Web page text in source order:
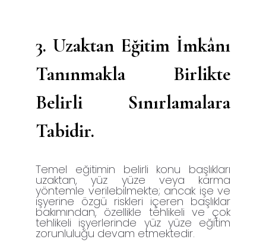
3. Uzaktan Eğitim İmkânı
Tanınmakla Birlikte
Belirli Sınırlamalara
Tabidir.
Temel eğitimin belirli konu başlıkları
uzaktan, yüz yüze veya karma
yöntemle verilebilmekte; ancak işe ve
işyerine özgü riskleri içeren başlıklar
bakımından, özellikle tehlikeli ve çok
tehlikeli işyerlerinde yüz yüze eğitim
zorunluluğu devam etmektedir.